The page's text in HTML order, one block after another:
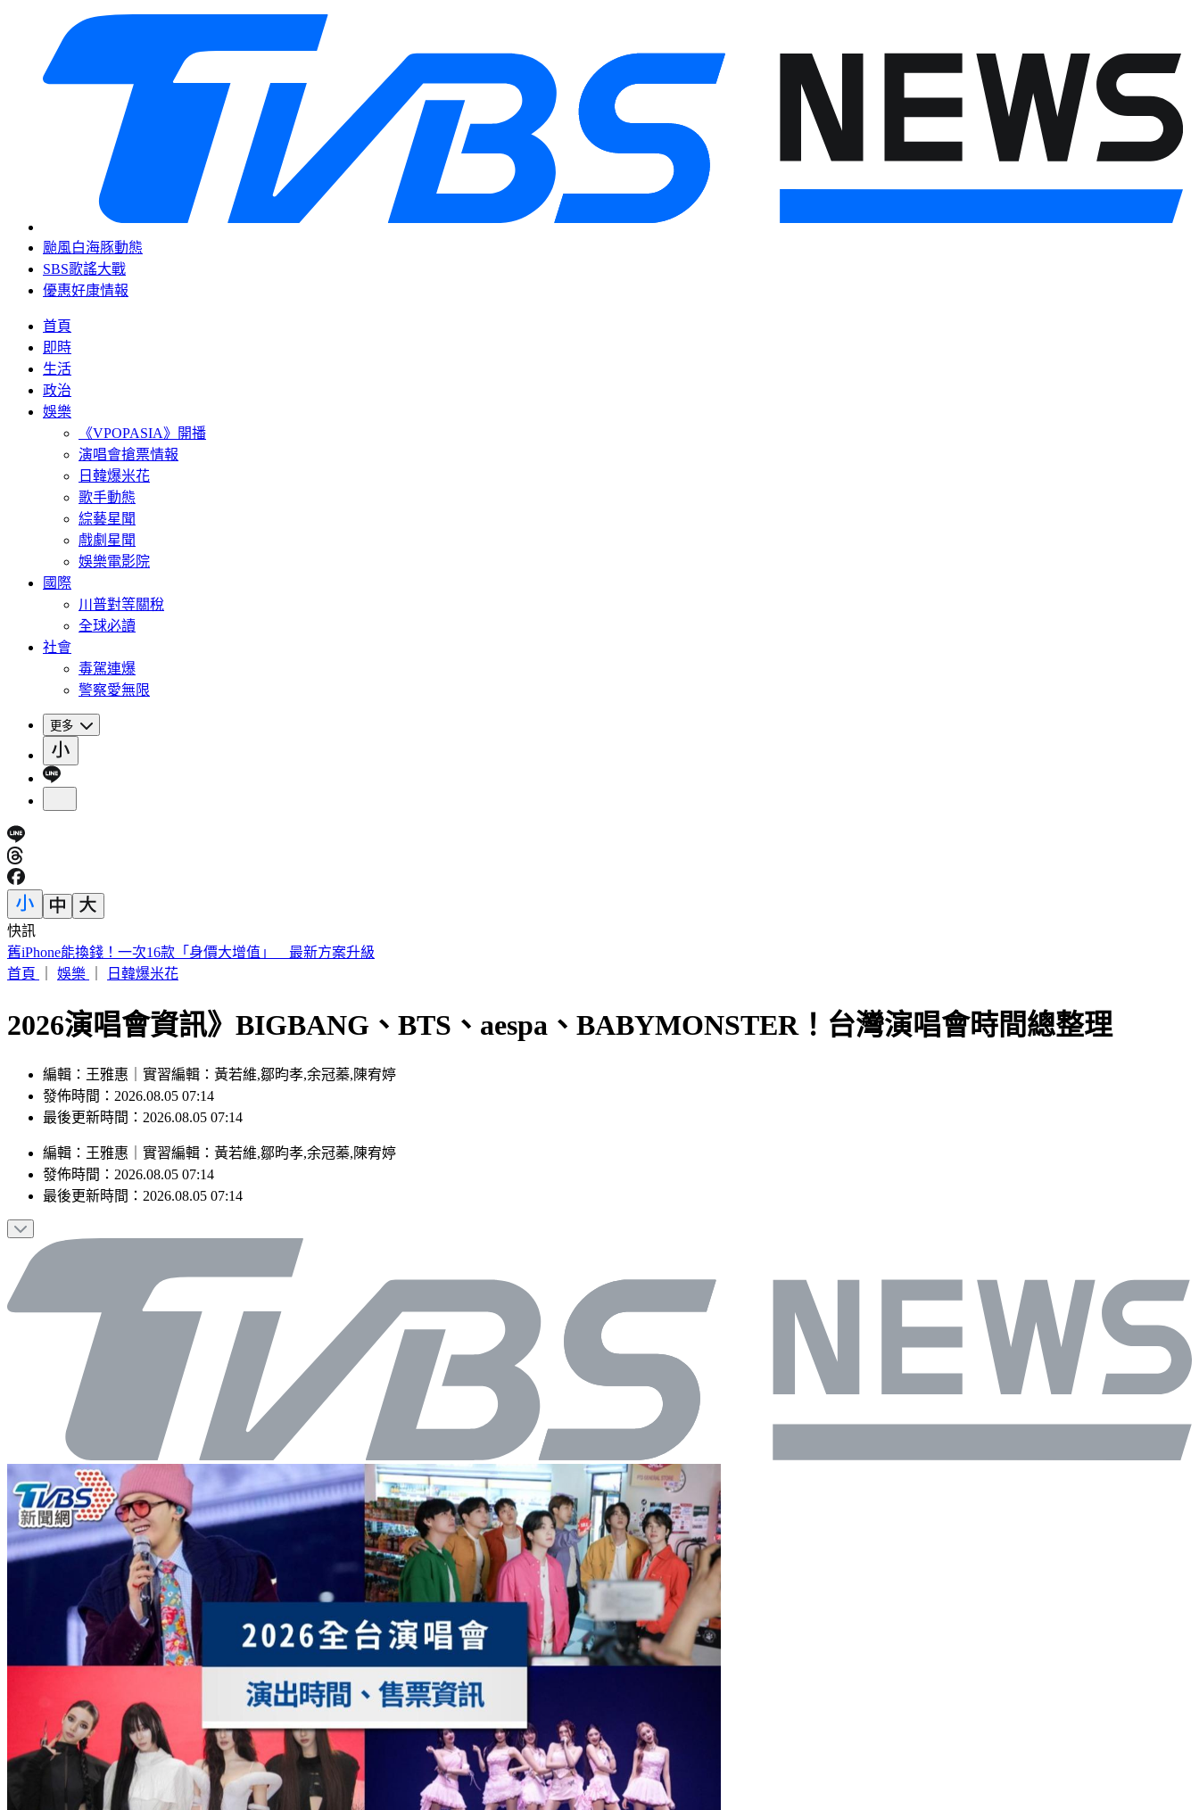
颱風白海豚動態
SBS歌謠大戰
優惠好康情報
首頁
即時
生活
政治
娛樂
《VPOPASIA》開播
演唱會搶票情報
日韓爆米花
歌手動態
綜藝星聞
戲劇星聞
娛樂電影院
國際
川普對等關稅
全球必讀
社會
毒駕連爆
警察愛無限
更多
快訊
舊iPhone能換錢！一次16款「身價大增值」 最新方案升級
首頁
娛樂 日韓爆米花
2026演唱會資訊》BIGBANG、BTS、aespa、BABYMONSTER！台灣演唱會時間總整理
編輯：王雅惠｜實習編輯：黃若維,鄒昀孝,余冠蓁,陳宥婷
發佈時間：2026.08.05 07:14
最後更新時間：2026.08.05 07:14
編輯 ： 王雅惠 實習編輯 ： 黃若維,鄒昀孝,余冠蓁,陳宥婷
發佈時間： 2026.08.05 07:14
最後更新時間： 2026.08.05 07:14